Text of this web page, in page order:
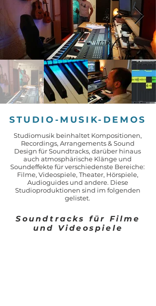
STUDIO-MUSIK-DEMOS
Studiomusik beinhaltet Kompositionen,
Recordings, Arrangements & Sound
Design für Soundtracks, darüber hinaus
auch atmosphärische Klänge und
Soundeffekte für verschiedenste Bereiche:
Filme, Videospiele, Theater, Hörspiele,
Audioguides und andere. Diese
Studioproduktionen sind im folgenden
gelistet.
Soundtracks für Filme
und Videospiele